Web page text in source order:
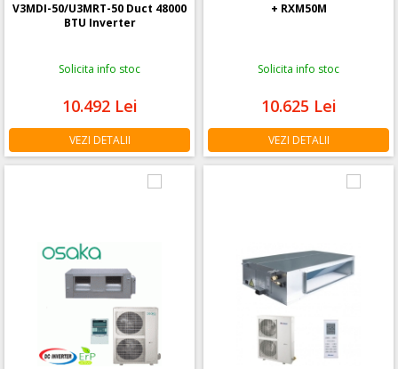
V3MDI-50/U3MRT-50 Duct 48000
BTU Inverter
Solicita info stoc
10.492 Lei
VEZI DETALII
+ RXM50M
Solicita info stoc
10.625 Lei
VEZI DETALII